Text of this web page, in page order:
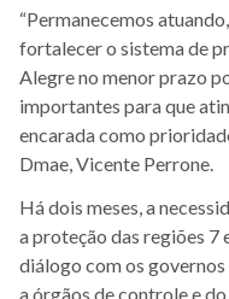
“Permanecemos
fortalecer o sistema de
Alegre no menor prazo
importantes para que
encarada como
Dmae, Vicente Perrone.
Há dois meses, a
a proteção das regiões 7
diálogo com os
a órgãos de controle e